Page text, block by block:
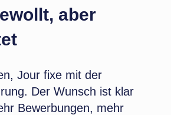
aber
Jour fixe mit der
Der Wunsch ist klar
Bewerbungen, mehr